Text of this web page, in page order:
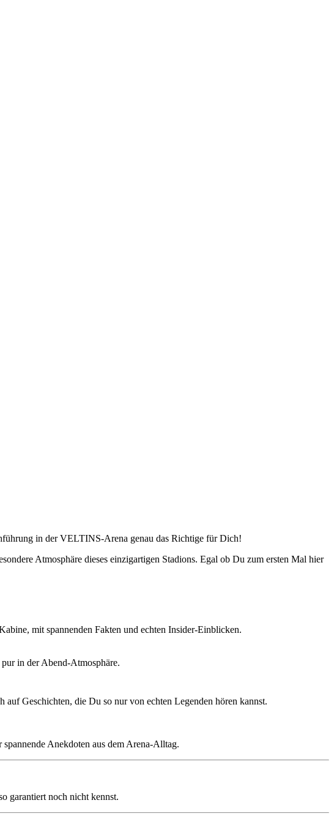
in der VELTINS-Arena genau das Richtige für Dich!
Atmosphäre dieses einzigartigen Stadions. Egal ob Du zum ersten Mal hier
mit spannenden Fakten und echten Insider-Einblicken.
in der Abend-Atmosphäre.
Geschichten, die Du so nur von echten Legenden hören kannst.
Anekdoten aus dem Arena-Alltag.
garantiert noch nicht kennst.